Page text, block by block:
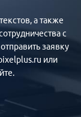
а также
с
заявку
или